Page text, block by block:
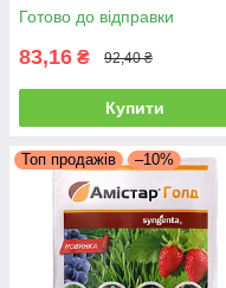
Готово до відправки
83,16 ₴ 92,40 ₴
Купити
Топ продажів –10%